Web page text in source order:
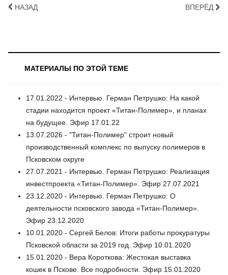
НАЗАД ВПЕРЁД
МАТЕРИАЛЫ ПО ЭТОЙ ТЕМЕ
17.01.2022 - Интервью. Герман Петрушко: На какой
стадии находится проект «Титан-Полимер», и планах
на будущее. Эфир 17.01.22
13.07.2026 - "Титан-Полимер" строит новый
производственный комплекс по выпуску полимеров в
Псковском округе
27.07.2021 - Интервью. Герман Петрушко: Реализация
инвестпроекта «Титан-Полимер». Эфир 27.07.2021
23.12.2020 - Интервью. Герман Петрушко: О
деятельности псковского завода «Титан-Полимер».
Эфир 23.12.2020
10.01.2020 - Сергей Белов: Итоги работы прокуратуры
Псковской области за 2019 год. Эфир 10.01.2020
15.01.2020 - Вера Короткова: Жестокая выставка
кошек в Пскове. Все подробности. Эфир 15.01.2020